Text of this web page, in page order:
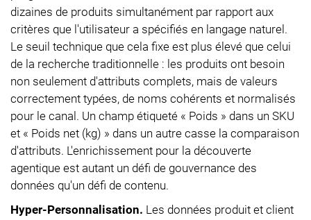
dizaines de produits simultanément par rapport aux
critères que l'utilisateur a spécifiés en langage naturel.
Le seuil technique que cela fixe est plus élevé que celui
de la recherche traditionnelle : les produits ont besoin
non seulement d'attributs complets, mais de valeurs
correctement typées, de noms cohérents et normalisés
pour le canal. Un champ étiqueté « Poids » dans un SKU
et « Poids net (kg) » dans un autre casse la comparaison
d'attributs. L'enrichissement pour la découverte
agentique est autant un défi de gouvernance des
données qu'un défi de contenu.
Hyper-Personnalisation. Les données produit et client